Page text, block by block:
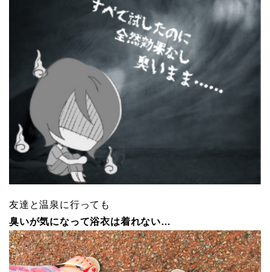
友達と温泉に行っても
臭いが気になって浴衣は着れない…